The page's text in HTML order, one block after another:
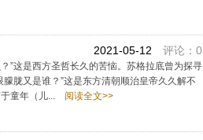
2021-05-12 评论：0
”这是西方圣哲长久的苦恼。苏格拉底曾为探寻
胧又是谁？”这是东方清朝顺治皇帝久久解不
童年（儿...
阅读全文>>